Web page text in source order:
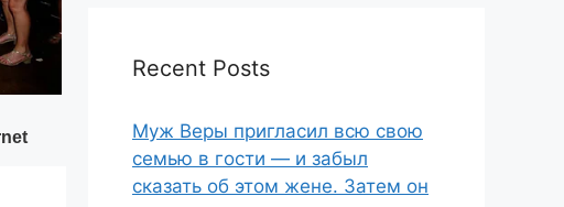
Recent Posts
Муж Веры пригласил всю свою
семью в гости — и забыл
сказать об этом жене. Затем он